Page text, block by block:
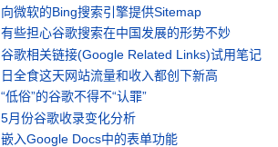
向微软的Bing搜索引擎提供Sitemap
有些担心谷歌搜索在中国发展的形势不妙
谷歌相关链接(Google Related Links)试用笔记
日全食这天网站流量和收入都创下新高
“低俗”的谷歌不得不“认罪”
5月份谷歌收录变化分析
嵌入Google Docs中的表单功能